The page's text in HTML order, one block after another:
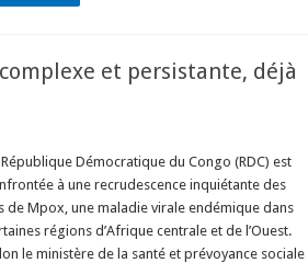
et persistante, déjà
République Démocratique du Congo (RDC) est
à une recrudescence inquiétante des
de Mpox, une maladie virale endémique dans
régions d’Afrique centrale et de l’Ouest.
le ministère de la santé et prévoyance sociale